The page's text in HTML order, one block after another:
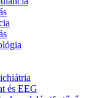
és EEG